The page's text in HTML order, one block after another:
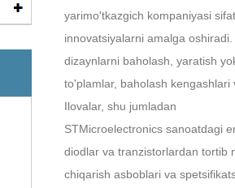
yarimo'tkazgich kompaniyasi
innovatsiyalarni amalga
dizaynlarni baholash, yaratish
to'plamlar, baholash kengashlari
Ilovalar, shu jumladan
STMicroelectronics sanoatdagi
diodlar va tranzistorlardan tortib
chiqarish asboblari va